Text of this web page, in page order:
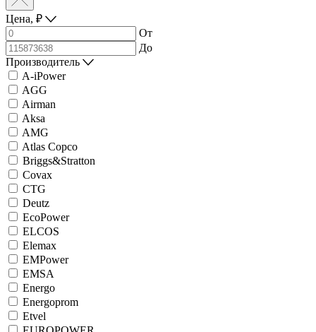
Цена, ₽
От
До
Производитель
A-iPower
AGG
Airman
Aksa
AMG
Atlas Copco
Briggs&Stratton
Covax
CTG
Deutz
EcoPower
ELCOS
Elemax
EMPower
EMSA
Energo
Energoprom
Etvel